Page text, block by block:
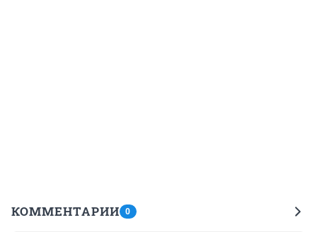
КОММЕНТАРИИ 0